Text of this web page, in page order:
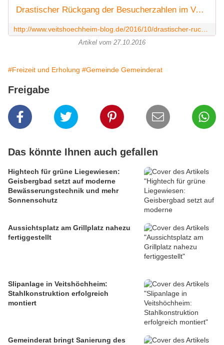
Drastischer Rückgang der Besucherzahlen im Veitshöchheimer Freibad - Veitshöchheim News
Artikel vom 27.10.2016
#Freizeit und Erholung #Gemeinde Gemeinderat
Freigabe
Das könnte Ihnen auch gefallen
Hightech für grüne Liegewiesen:
Geisbergbad setzt auf moderne
Bewässerungstechnik und mehr
Sonnenschutz
Aussichtsplatz am Grillplatz nahezu
fertiggestellt
Slipanlage in Veitshöchheim:
Stahlkonstruktion erfolgreich
montiert
Gemeinderat bringt Sanierung des